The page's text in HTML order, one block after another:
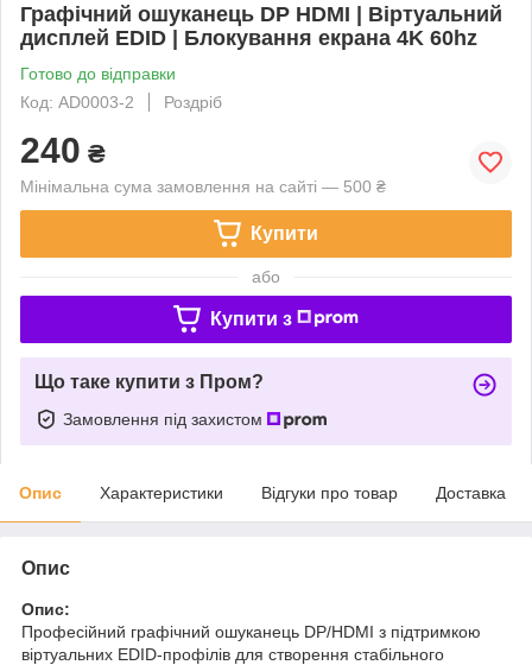
Графічний ошуканець DP HDMI | Віртуальний
дисплей EDID | Блокування екрана 4K 60hz
Готово до відправки
Код: AD0003-2
Роздріб
240 ₴
Мінімальна сума замовлення на сайті — 500 ₴
Купити
або
Купити з
Що таке купити з Пром?
Замовлення під захистом
Опис Характеристики Відгуки про товар Доставка
Опис
Опис:
Професійний графічний ошуканець DP/HDMI з підтримкою
віртуальних EDID-профілів для створення стабільного